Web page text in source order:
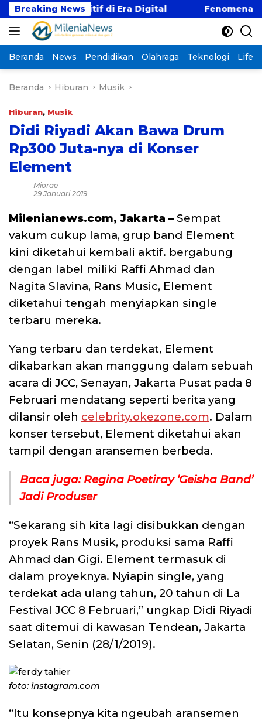
Langsung
ke
konten
Breaking News
di Era Digital Fenomena “Kabur Aja
Beranda News Pendidikan Olahraga Teknologi
Beranda Hiburan Musik
Hiburan, Musik
Didi Riyadi Akan Bawa Drum
Rp300 Juta-nya di Konser
Element
Miorae
29 Januari 2019
Milenianews.com, Jakarta – Sempat
vakum cukup lama, grup band Element
kini diketahui kembali aktif. bergabung
dengan label miliki Raffi Ahmad dan
Nagita Slavina, Rans Music, Element
diketahui tengah menyiapkan single
terbaru mereka.
Yang terbaru dan terdekat, Element
dikabarkan akan manggung dalam sebuah
acara di JCC, Senayan, Jakarta Pusat pada 8
Februari mendatang seperti berita yang
dilansir oleh celebrity.okezone.com. Dalam
konser tersebut, Element diketahui akan
tampil dengan aransemen berbeda.
Baca juga: Regina Poetiray ‘Geisha Band’
Jadi Produser
“Sekarang sih kita lagi disibukkan dengan
proyek Rans Musik, produksi sama Raffi
Ahmad dan Gigi. Element termasuk di
dalam proyeknya. Nyiapin single, yang
terdekat ada ulang tahun, 20 tahun di La
Festival JCC 8 Februari,” ungkap Didi Riyadi
saat ditemui di kawasan Tendean, Jakarta
Selatan, Senin (28/1/2019).
foto: instagram.com
“Itu konsepnya kita ngeubah aransemen